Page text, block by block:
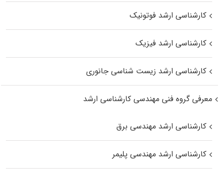
کارشناسی ارشد فوتونیک
کارشناسی ارشد فیزیک
کارشناسی ارشد زیست‌ شناسی جانوری
معرفی گروه فنی مهندسی کارشناسی ارشد
کارشناسی ارشد مهندسی برق
کارشناسی ارشد مهندسی پلیمر